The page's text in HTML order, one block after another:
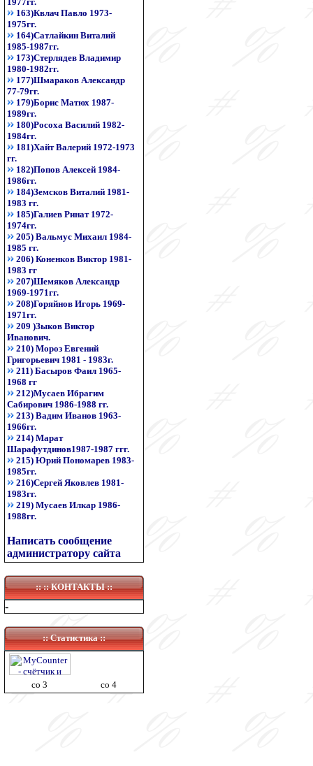
163)Квлач Павло 1973-
1975гг.
164)Сатлайкин Виталий
1985-1987гг.
173)Стерлядев Владимир
1980-1982гг.
177)Шмараков Александр
77-79гг.
179)Борис Матюх 1987-
1989гг.
180)Росоха Василий 1982-
1984гг.
181)Хайт Валерий 1972-1973
гг.
182)Попов Алексей 1984-
1986гг.
184)Земсков Виталий 1981-
1983 гг.
185)Галиев Ринат 1972-
1974гг.
205) Вальмус Михаил 1984-
1985 гг.
206) Коненков Виктор 1981-
1983 гг
207)Шемяков Александр
1969-1971гг.
208)Горяйнов Игорь 1969-
1971гг.
209 )Зыков Виктор
Иванович.
210) Мороз Евгений
Григорьевич 1981 - 1983г.
211) Басыров Фаил 1965-
1968 гг
212)Мусаев Ибрагим
Сабирович 1986-1988 гг.
213) Вадим Иванов 1963-
1966гг.
214) Марат
Шарафутдинов1987-1987 ггг.
215) Юрий Пономарев 1983-
1985гг.
216)Сергей Яковлев 1981-
1983гг.
219) Мусаев Илкар 1986-
1988гг.
Написать сообщение
администратору сайта
:: ::КОНТАКТЫ::
-
:: Статистика ::
co 3 co 4